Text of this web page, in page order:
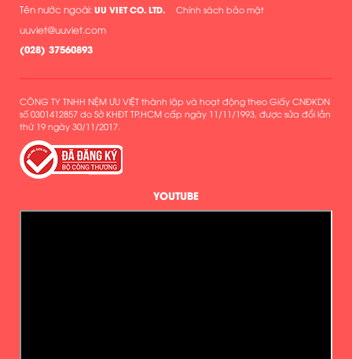
Tên nước ngoài: UU VIET CO. LTD.
uuviet@uuviet.com
(028) 37560893
Chính sách bảo mật
CÔNG TY TNHH NỆM ƯU VIỆT thành lập và hoạt động theo Giấy CNĐKDN
số 0301412857 do Sở KHĐT TP.HCM cấp ngày 11/11/1993, được sửa đổi lần
thứ 19 ngày 30/11/2017.
YOUTUBE